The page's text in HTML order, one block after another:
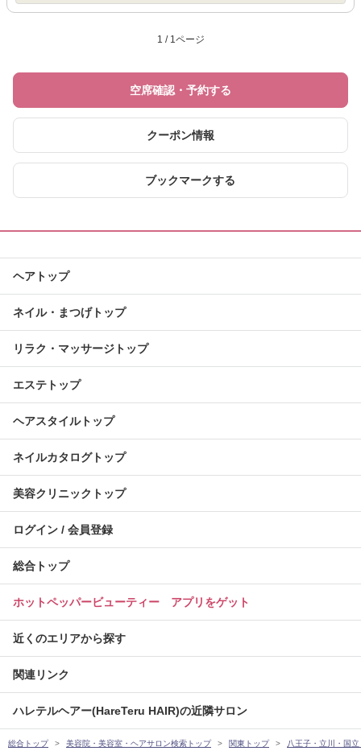
1 / 1ページ
空席確認・予約する
クーポン情報
ブックマークする
ヘアトップ
ネイル・まつげトップ
リラク・マッサージトップ
エステトップ
ヘアスタイルトップ
ネイルカタログトップ
美容クリニックトップ
ログイン / 会員登録
総合トップ
ホットペッパービューティー アプリをゲット
近くのエリアから探す
関連リンク
ハレテルヘアー(HareTeru HAIR)の近隣サロン
総合トップ 美容院・美容室・ヘアサロン検索トップ 関東トップ 八王子・立川・国